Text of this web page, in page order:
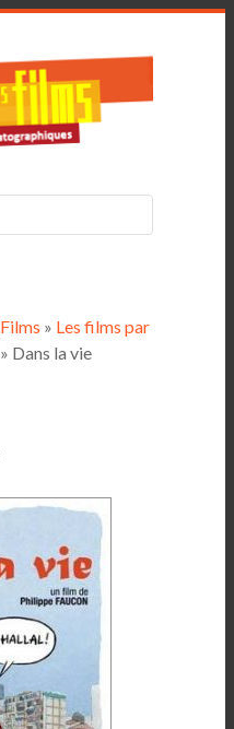
Films » Les films par
» Dans la vie